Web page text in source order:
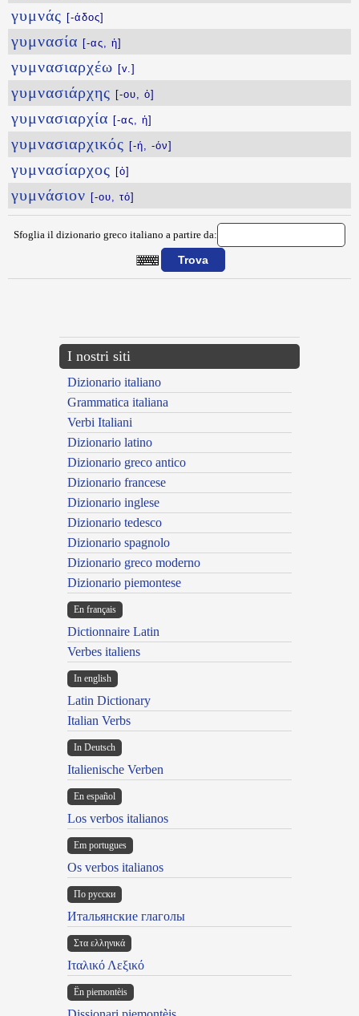
γυμνάς [-άδος]
γυμνασία [-ας, ἡ]
γυμνασιαρχέω [v.]
γυμνασιάρχης [-ου, ὁ]
γυμνασιαρχία [-ας, ἡ]
γυμνασιαρχικός [-ή, -όν]
γυμνασίαρχος [ὁ]
γυμνάσιον [-ου, τό]
Sfoglia il dizionario greco italiano a partire da:
I nostri siti
Dizionario italiano
Grammatica italiana
Verbi Italiani
Dizionario latino
Dizionario greco antico
Dizionario francese
Dizionario inglese
Dizionario tedesco
Dizionario spagnolo
Dizionario greco moderno
Dizionario piemontese
En français
Dictionnaire Latin
Verbes italiens
In english
Latin Dictionary
Italian Verbs
In Deutsch
Italienische Verben
En español
Los verbos italianos
Em portugues
Os verbos italianos
По русски
Итальянские глаголы
Στα ελληνικά
Ιταλικό Λεξικό
Ën piemontèis